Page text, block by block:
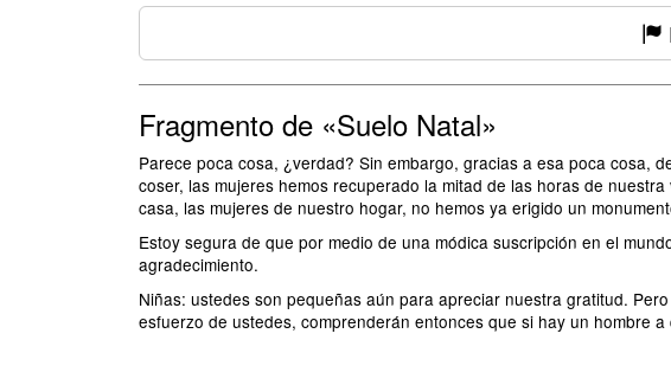
Fragmento de «Suelo Natal»
Parece poca cosa, ¿verdad? Sin embargo, gracias a esa poca cosa,
coser, las mujeres hemos recuperado la mitad de las horas de
casa, las mujeres de nuestro hogar, no hemos ya erigido un
Estoy segura de que por medio de una módica suscripción en el
agradecimiento.
Niñas: ustedes son pequeñas aún para apreciar nuestra gratitud.
esfuerzo de ustedes, comprenderán entonces que si hay un hombre